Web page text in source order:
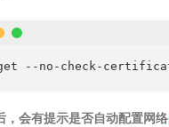
，会有提示是否自动配置网络